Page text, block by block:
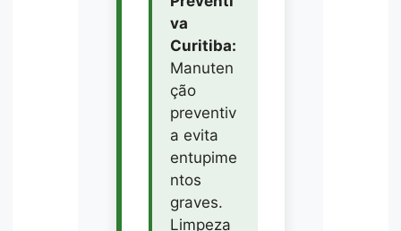
va
Curitiba:
Manuten
ção
preventiv
a evita
entupime
ntos
graves.
Limpeza